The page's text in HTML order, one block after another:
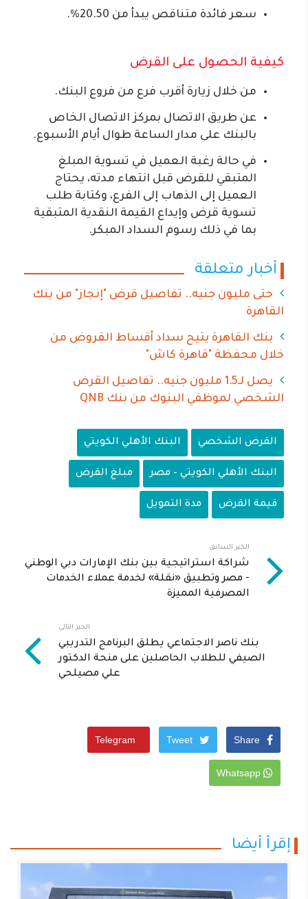
سعر فائدة متناقص يبدأ من 20.50%.
كيفية الحصول على القرض
من خلال زيارة أقرب فرع من فروع البنك.
عن طريق الاتصال بمركز الاتصال الخاص
بالبنك على مدار الساعة طوال أيام الأسبوع.
في حالة رغبة العميل في تسوية المبلغ
المتبقي للقرض قبل انتهاء مدته، يحتاج
العميل إلى الذهاب إلى الفرع، وكتابة طلب
تسوية قرض وإيداع القيمة النقدية المتبقية
بما في ذلك رسوم السداد المبكر.
أخبار متعلقة
حتى مليون جنيه.. تفاصيل قرض "إنجاز" من بنك
القاهرة
بنك القاهرة يتيح سداد أقساط القروض من
خلال محفظة "قاهرة كاش"
يصل لـ1.5 مليون جنيه.. تفاصيل القرض
الشخصي لموظفي البنوك من بنك QNB
القرض الشخصي البنك الأهلي الكويتي
البنك الأهلي الكويتي – مصر مبلغ القرض
قيمة القرض مدة التمويل
الخبر السابق
شراكة استراتيجية بين بنك الإمارات دبي الوطني
- مصر وتطبيق «نقلة» لخدمة عملاء الخدمات
المصرفية المميزة
الخبر التالى
بنك ناصر الاجتماعي يطلق البرنامج التدريبي
الصيفي للطلاب الحاصلين على منحة الدكتور
علي مصيلحي
إقرأ أيضا